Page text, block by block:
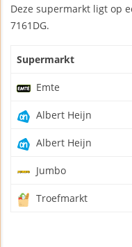
Deze supermarkt ligt op
7161DG.
Supermarkt
Emte
Albert Heijn
Albert Heijn
Jumbo
Troefmarkt